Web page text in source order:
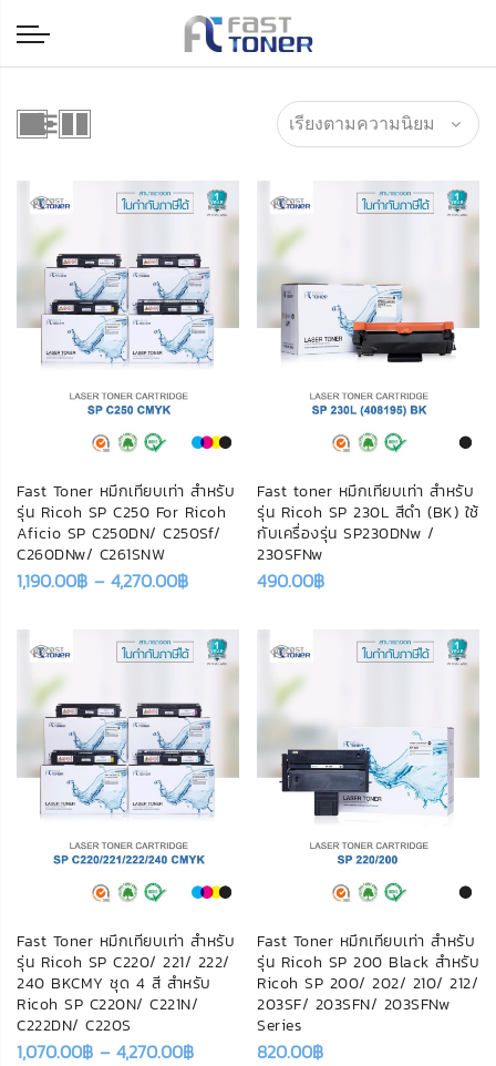
Fast Toner หมึกเทียบเท่า สำหรับ
รุ่น Ricoh SP C250 For Ricoh
Aficio SP C250DN/ C250Sf/
C260DNw/ C261SNW
1,190.00฿ – 4,270.00฿
Fast toner หมึกเทียบเท่า สำหรับ
รุ่น Ricoh SP 230L สีดำ (BK) ใช้
กับเครื่องรุ่น SP230DNw /
230SFNw
490.00฿
Fast Toner หมึกเทียบเท่า สำหรับ
รุ่น Ricoh SP C220/ 221/ 222/
240 BKCMY ชุด 4 สี สำหรับ
Ricoh SP C220N/ C221N/
C222DN/ C220S
1,070.00฿ – 4,270.00฿
Fast Toner หมึกเทียบเท่า สำหรับ
รุ่น Ricoh SP 200 Black สำหรับ
Ricoh SP 200/ 202/ 210/ 212/
203SF/ 203SFN/ 203SFNw
Series
820.00฿